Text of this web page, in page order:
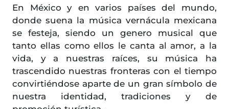
En México y en varios países del mundo,
donde suena la música vernácula mexicana
se festeja, siendo un genero musical que
tanto ellas como ellos le canta al amor, a la
vida, y a nuestras raíces, su música ha
trascendido nuestras fronteras con el tiempo
convirtiéndose aparte de un gran símbolo de
nuestra identidad, tradiciones y de